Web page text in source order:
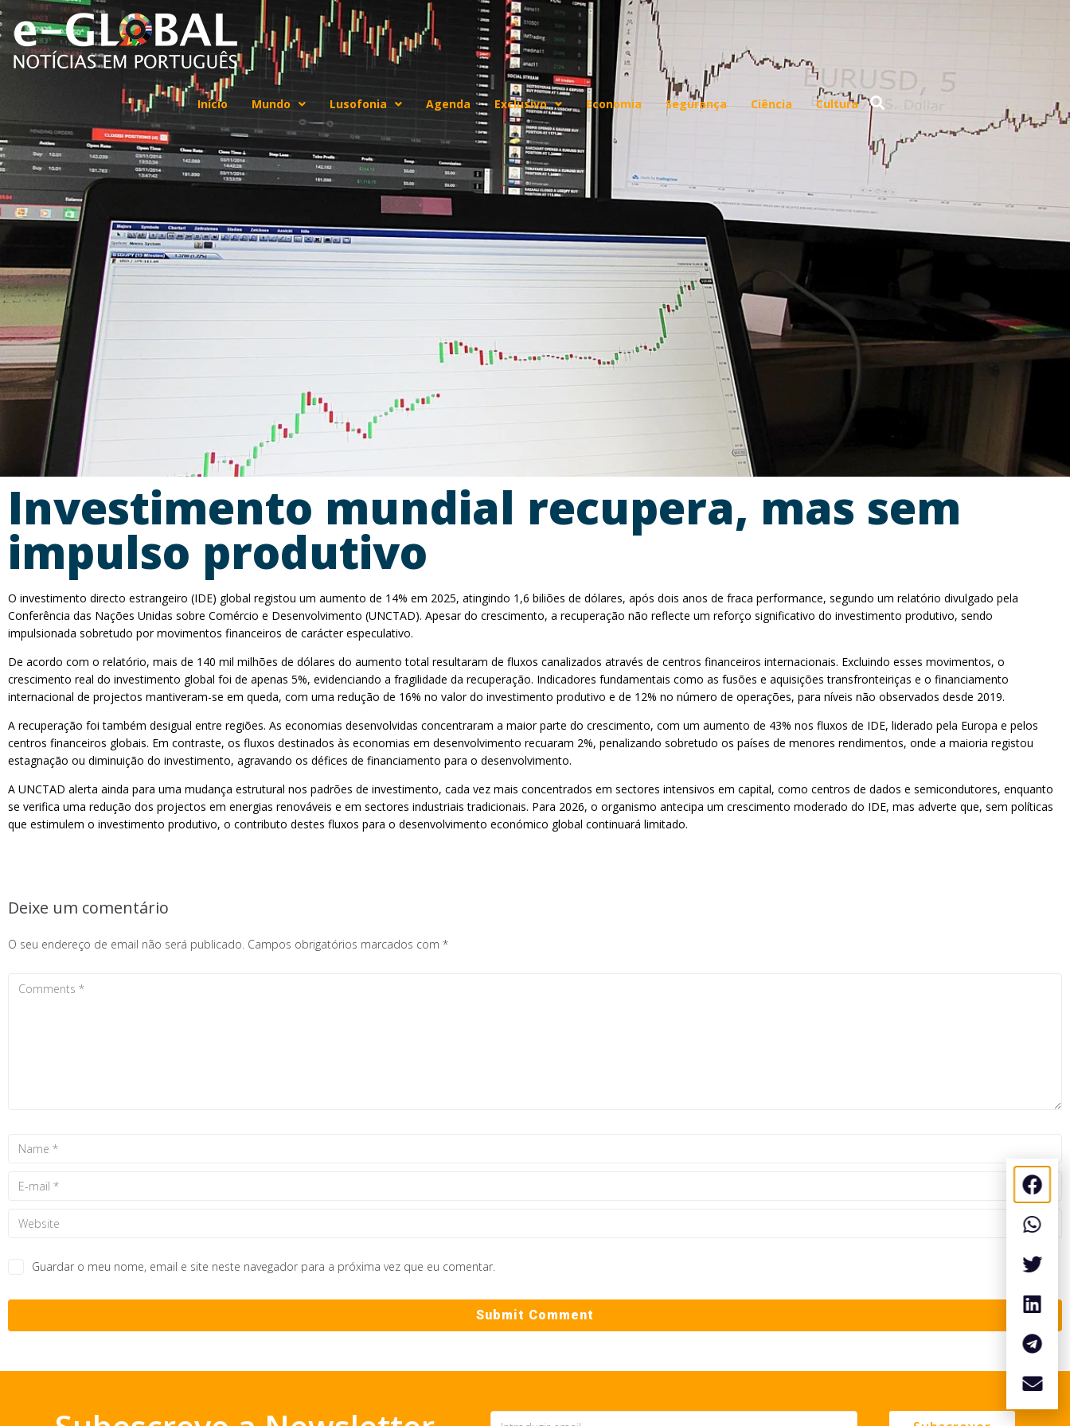
Início Mundo Lusofonia Agenda Exclusivo Economia Segurança Ciência Cultura
Investimento mundial recupera, mas sem
impulso produtivo
O investimento directo estrangeiro (IDE) global registou um aumento de 14% em 2025, atingindo 1,6 biliões de dólares, após dois anos de fraca performance, segundo um relatório divulgado pela
Conferência das Nações Unidas sobre Comércio e Desenvolvimento (UNCTAD). Apesar do crescimento, a recuperação não reflecte um reforço significativo do investimento produtivo, sendo
impulsionada sobretudo por movimentos financeiros de carácter especulativo.
De acordo com o relatório, mais de 140 mil milhões de dólares do aumento total resultaram de fluxos canalizados através de centros financeiros internacionais. Excluindo esses movimentos, o
crescimento real do investimento global foi de apenas 5%, evidenciando a fragilidade da recuperação. Indicadores fundamentais como as fusões e aquisições transfronteiriças e o financiamento
internacional de projectos mantiveram-se em queda, com uma redução de 16% no valor do investimento produtivo e de 12% no número de operações, para níveis não observados desde 2019.
A recuperação foi também desigual entre regiões. As economias desenvolvidas concentraram a maior parte do crescimento, com um aumento de 43% nos fluxos de IDE, liderado pela Europa e pelos
centros financeiros globais. Em contraste, os fluxos destinados às economias em desenvolvimento recuaram 2%, penalizando sobretudo os países de menores rendimentos, onde a maioria registou
estagnação ou diminuição do investimento, agravando os défices de financiamento para o desenvolvimento.
A UNCTAD alerta ainda para uma mudança estrutural nos padrões de investimento, cada vez mais concentrados em sectores intensivos em capital, como centros de dados e semicondutores, enquanto
se verifica uma redução dos projectos em energias renováveis e em sectores industriais tradicionais. Para 2026, o organismo antecipa um crescimento moderado do IDE, mas adverte que, sem políticas
que estimulem o investimento produtivo, o contributo destes fluxos para o desenvolvimento económico global continuará limitado.
Deixe um comentário
O seu endereço de email não será publicado. Campos obrigatórios marcados com *
Guardar o meu nome, email e site neste navegador para a próxima vez que eu comentar.